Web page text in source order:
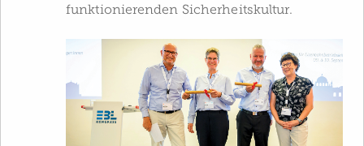
funktionierenden Sicherheitskultur.